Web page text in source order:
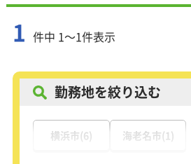
1 件中 1～1件表示
勤務地を絞り込む
横浜市(6) 海老名市(1)